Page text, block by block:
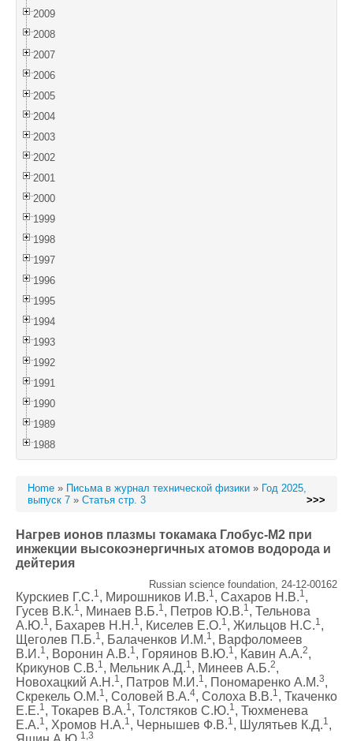
2009
2008
2007
2006
2005
2004
2003
2002
2001
2000
1999
1998
1997
1996
1995
1994
1993
1992
1991
1990
1989
1988
Home » Письма в журнал технической физики » Год 2025,
выпуск 7 » Статья стр. 3 >>>
Нагрев ионов плазмы токамака Глобус-М2 при
инжекции высокоэнергичных атомов водорода и
дейтерия
Russian science foundation, 24-12-00162
Курскиев Г.С.1, Мирошников И.В.1, Сахаров Н.В.1,
Гусев В.К.1, Минаев В.Б.1, Петров Ю.В.1, Тельнова
А.Ю.1, Бахарев Н.Н.1, Киселев Е.О.1, Жильцов Н.С.1,
Щеголев П.Б.1, Балаченков И.М.1, Варфоломеев
В.И.1, Воронин А.В.1, Горяинов В.Ю.1, Кавин А.А.2,
Крикунов С.В.1, Мельник А.Д.1, Минеев А.Б.2,
Новохацкий А.Н.1, Патров М.И.1, Пономаренко А.М.3,
Скрекель О.М.1, Соловей В.А.4, Солоха В.В.1, Ткаченко
Е.Е.1, Токарев В.А.1, Толстяков С.Ю.1, Тюхменева
Е.А.1, Хромов Н.А.1, Чернышев Ф.В.1, Шулятьев К.Д.1,
1,3